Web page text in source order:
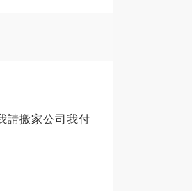
請搬家公司我付